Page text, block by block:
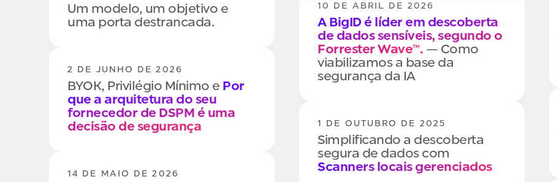
Um modelo, um objetivo e
uma porta destrancada.
2 DE JUNHO DE 2026
BYOK, Privilégio Mínimo e Por
que a arquitetura do seu
fornecedor de DSPM é uma
decisão de segurança
14 DE MAIO DE 2026
10 DE ABRIL DE 2026
A BigID é líder em descoberta
de dados sensíveis, segundo o
Forrester Wave™. — Como
viabilizamos a base da
segurança da IA
1 DE OUTUBRO DE 2025
Simplificando a descoberta
segura de dados com
Scanners locais gerenciados